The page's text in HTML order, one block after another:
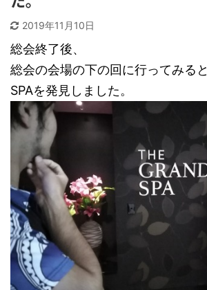
2019年11月10日
総会終了後、
総会の会場の下の回に行ってみると
SPAを発見しました。